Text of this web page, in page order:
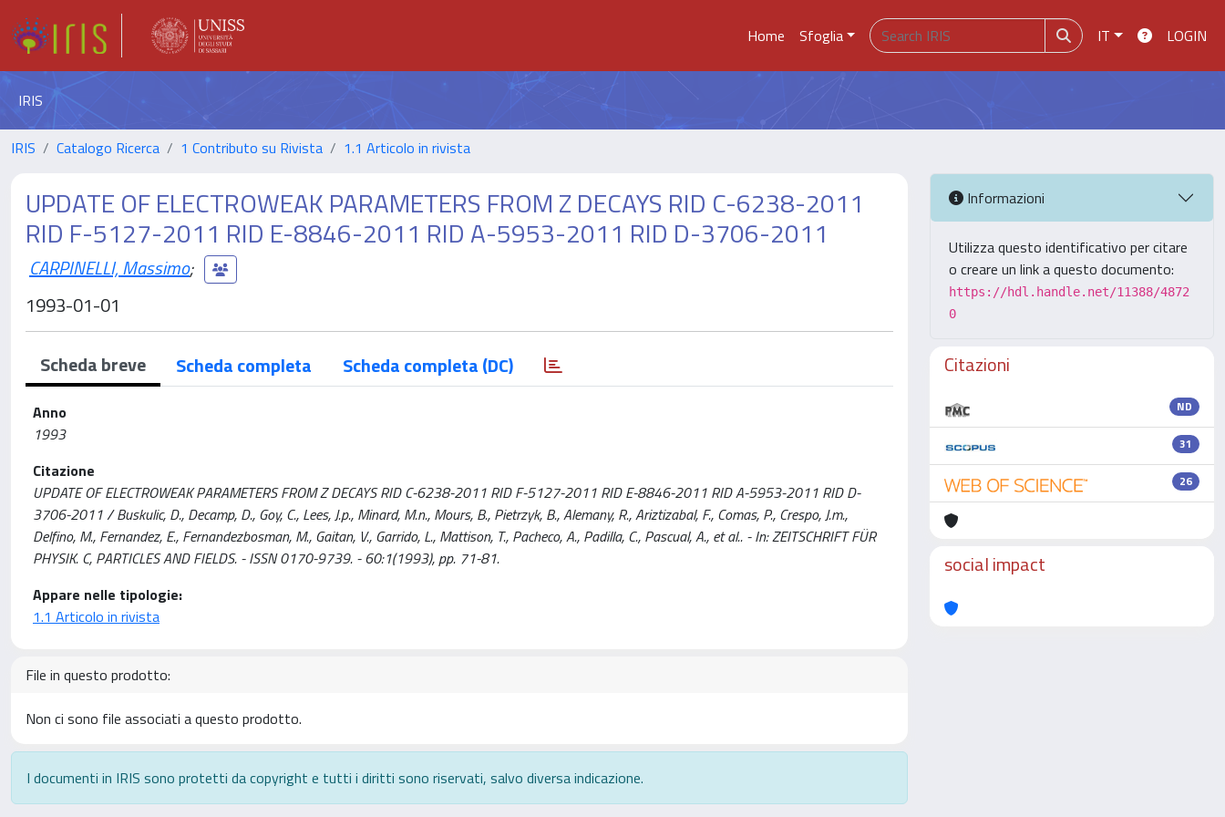
Home Sfoglia IT LOGIN
IRIS
IRIS Catalogo Ricerca 1 Contributo su Rivista 1.1 Articolo in rivista
UPDATE OF ELECTROWEAK PARAMETERS FROM Z DECAYS RID C-6238-2011
RID F-5127-2011 RID E-8846-2011 RID A-5953-2011 RID D-3706-2011
CARPINELLI, Massimo;
1993-01-01
Scheda breve Scheda completa Scheda completa (DC)
Anno
1993
Citazione
UPDATE OF ELECTROWEAK PARAMETERS FROM Z DECAYS RID C-6238-2011 RID F-5127-2011 RID E-8846-2011 RID A-5953-2011 RID D-
3706-2011 / Buskulic, D., Decamp, D., Goy, C., Lees, J.p., Minard, M.n., Mours, B., Pietrzyk, B., Alemany, R., Ariztizabal, F., Comas, P., Crespo, J.m.,
Delfino, M., Fernandez, E., Fernandezbosman, M., Gaitan, V., Garrido, L., Mattison, T., Pacheco, A., Padilla, C., Pascual, A., et al.. - In: ZEITSCHRIFT FÜR
PHYSIK. C, PARTICLES AND FIELDS. - ISSN 0170-9739. - 60:1(1993), pp. 71-81.
Appare nelle tipologie:
1.1 Articolo in rivista
File in questo prodotto:
Non ci sono file associati a questo prodotto.
I documenti in IRIS sono protetti da copyright e tutti i diritti sono riservati, salvo diversa indicazione.
Informazioni
Utilizza questo identificativo per citare
o creare un link a questo documento:
https://hdl.handle.net/11388/4872
0
Citazioni
ND
31
26
social impact